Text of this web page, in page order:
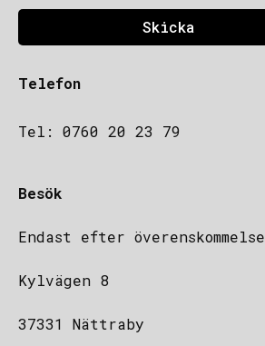
Skicka
Telefon
Tel: 0760 20 23 79
Besök
Endast efter överenskommelse
Kylvägen 8
37331 Nättraby